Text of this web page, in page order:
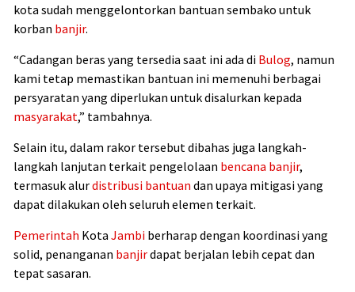
kota sudah menggelontorkan bantuan sembako untuk
korban banjir.
“Cadangan beras yang tersedia saat ini ada di Bulog, namun
kami tetap memastikan bantuan ini memenuhi berbagai
persyaratan yang diperlukan untuk disalurkan kepada
masyarakat,” tambahnya.
Selain itu, dalam rakor tersebut dibahas juga langkah-
langkah lanjutan terkait pengelolaan bencana banjir,
termasuk alurdistribusi bantuan dan upaya mitigasi yang
dapat dilakukan oleh seluruh elemen terkait.
Pemerintah Kota Jambi berharap dengan koordinasi yang
solid, penanganan banjirdapat berjalan lebih cepat dan
tepat sasaran.